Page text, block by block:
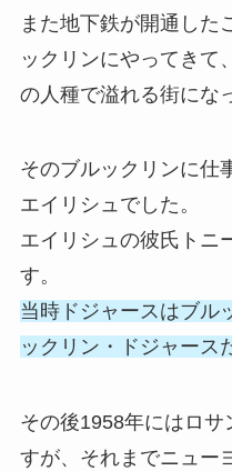
また地下鉄が開通した
ックリンにやってきて
の人種で溢れる街にな
そのブルックリンに仕
エイリシュでした。
エイリシュの彼氏トニ
す。
当時ドジャースはブル
ックリン・ドジャース
その後1958年にはロサ
すが、それまでニュー